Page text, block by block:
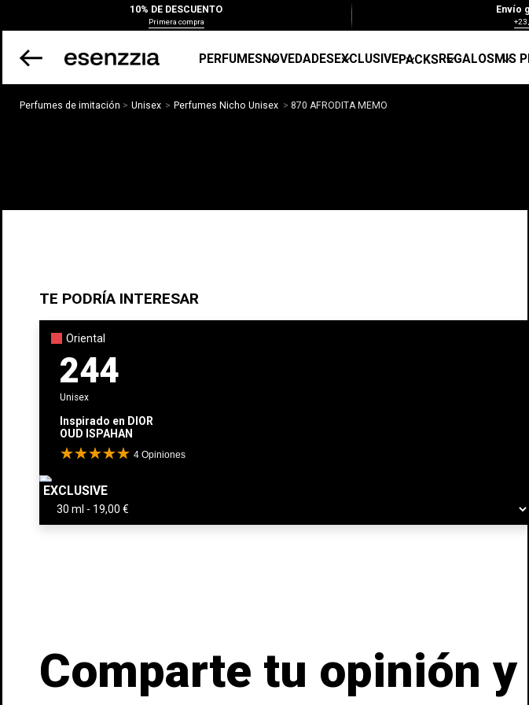
10% DE DESCUENTO
Primera compra
Envío
PERFUMESNOVEDADESEXCLUSIVEPACKSREGALOSMIS
Perfumes de imitación Unisex Perfumes Nicho Unisex 870 AFRODITA MEMO
TE PODRÍA INTERESAR
Oriental
244
Unisex
Inspirado en DIOR
OUD ISPAHAN
4Opiniones
EXCLUSIVE
Comparte tu opinión y